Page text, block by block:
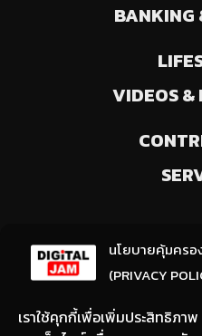
นโยบายคุ้มคร
(PRIVACY
เราใช้คุกกี้เพื่อเพิ่มประสิทธิภา
BANKING
VIDEOS &
(ให้มีการเลือกความสนใจ /